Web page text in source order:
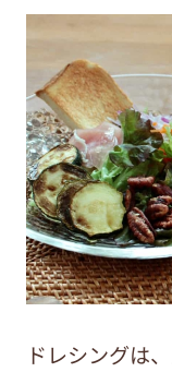
ドレシングは